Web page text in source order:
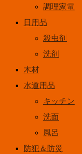
調理家電
日用品
殺虫剤
洗剤
木材
水道用品
キッチン
洗面
風呂
防犯＆防災